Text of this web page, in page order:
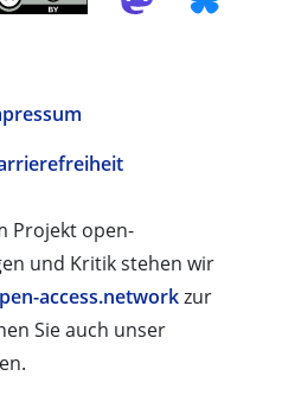
Projekt open-
und Kritik stehen wir
access.networkzur
Sie auch unser